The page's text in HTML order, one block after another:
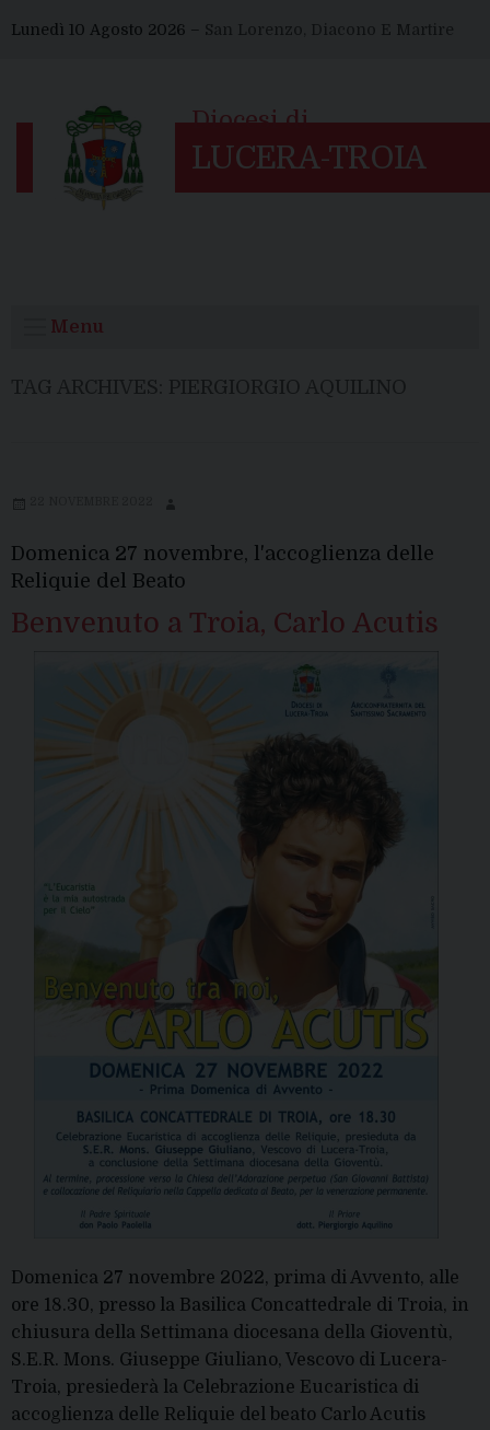
toLunedì 10 Agosto 2026 – San Lorenzo, Diacono E Martire
Menu
Domenica 27 novembre, l'accoglienza delle
Reliquie del Beato
Benvenuto a Troia, Carlo Acutis
Domenica 27 novembre 2022, prima di Avvento, alle
ore 18.30, presso la Basilica Concattedrale di Troia, in
chiusura della Settimana diocesana della Gioventù,
S.E.R. Mons. Giuseppe Giuliano, Vescovo di Lucera-
Troia, presiederà la Celebrazione Eucaristica di
accoglienza delle Reliquie del beato Carlo Acutis